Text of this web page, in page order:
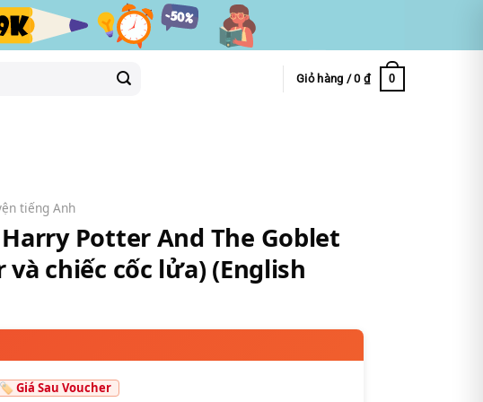
Giỏ hàng /0 ₫ 0
tiếng Anh
Potter And The Goblet
chiếc cốc lửa) (English